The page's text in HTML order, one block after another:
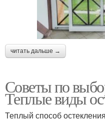
читать дальше →
Советы по
Теплые виды
Теплый способ